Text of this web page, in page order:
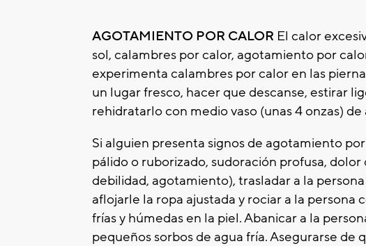
AGOTAMIENTO POR CALOR El calor
sol, calambres por calor, agotamiento por
experimenta calambres por calor en las
un lugar fresco, hacer que descanse, estirar
rehidratarlo con medio vaso (unas 4 onzas)
Si alguien presenta signos de agotamiento
pálido o ruborizado, sudoración profusa, dolor
debilidad, agotamiento), trasladar a la
aflojarle la ropa ajustada y rociar a la persona
frías y húmedas en la piel. Abanicar a la
pequeños sorbos de agua fría. Asegurarse de